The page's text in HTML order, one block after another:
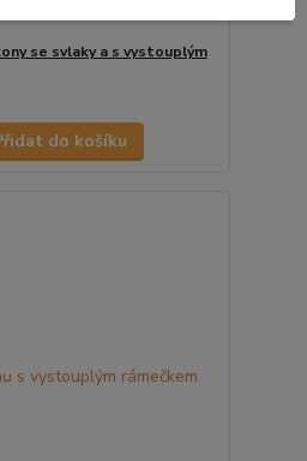
se svlaky a s vystouplým
do košíku